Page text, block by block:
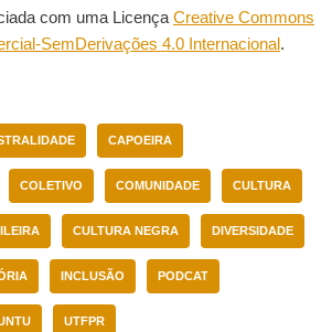
com uma Licença Creative Commons
SemDerivações 4.0 Internacional.
CAPOEIRA
COLETIVO COMUNIDADE CULTURA
CULTURA NEGRA DIVERSIDADE
INCLUSÃO PODCAT
UTFPR